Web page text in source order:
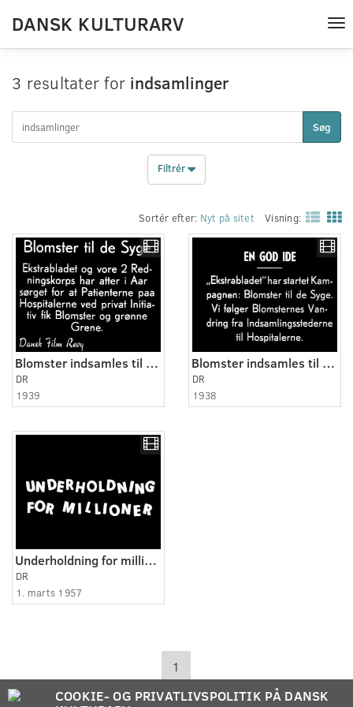
DANSK KULTURARV
3 resultater for indsamlinger
Søg
Filtrér
Sortér efter: Nyt på sitet Visning:
Blomster indsamles til hospitalspatienter
DR
1939
Blomster indsamles til de syge
DR
1938
Underholdning for millioner
DR
1. marts 1957
1
COOKIE- OG PRIVATLIVSPOLITIK PÅ DANSK